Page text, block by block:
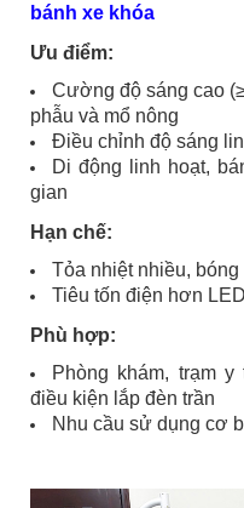
bánh xe khóa
Ưu điểm:
Cường độ sáng cao
phẫu và mổ nông
Điều chỉnh độ sáng
Di động linh hoạt,
gian
Hạn chế:
Tỏa nhiệt nhiều,
Tiêu tốn điện hơn
Phù hợp:
Phòng khám, trạm
điều kiện lắp đèn trần
Nhu cầu sử dụng cơ